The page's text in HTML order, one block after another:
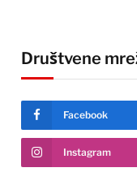
Društvene
Facebook
Instagram